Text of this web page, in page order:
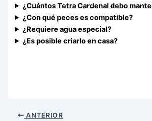
¿Cuántos Tetra Cardenal debo
¿Con qué peces es compatible?
¿Requiere agua especial?
¿Es posible criarlo en casa?
ANTERIOR